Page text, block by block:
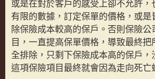
或是在對於客戶的感受上卻不允許
有限的數據，訂定保單的價格，或
除保險成本較高的保戶。否則保險
目，一直提高保單價格，導致最終
全排除，只剩下保險成本高的保戶，
這項保險項目最終就會因為走向死亡